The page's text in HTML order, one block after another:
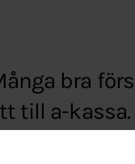
bra
till a-kassa.